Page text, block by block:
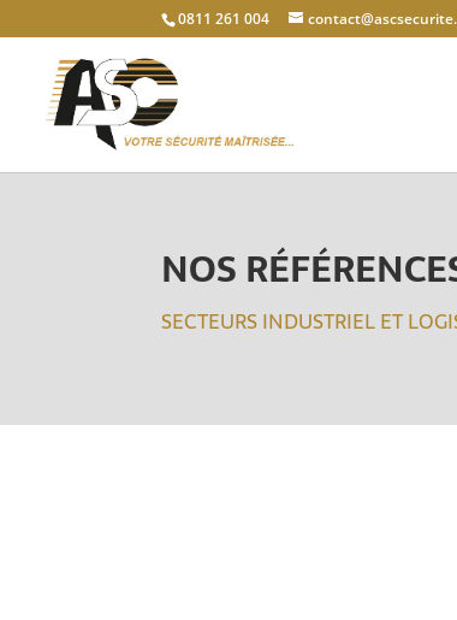
0811 261 004
NOS
SECTEURS INDUSTRIEL ET